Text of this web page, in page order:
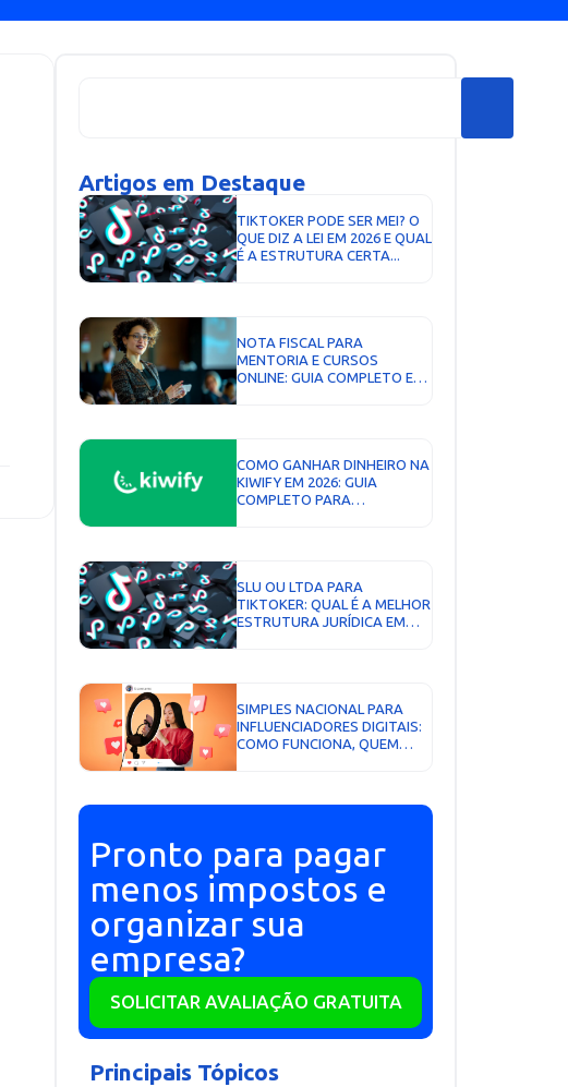
Artigos em Destaque
TIKTOKER PODE SER MEI? O
QUE DIZ A LEI EM 2026 E QUAL
É A ESTRUTURA CERTA...
NOTA FISCAL PARA
MENTORIA E CURSOS
ONLINE: GUIA COMPLETO E
ATUALIZADO...
COMO GANHAR DINHEIRO NA
KIWIFY EM 2026: GUIA
COMPLETO PARA
SLU OU LTDA PARA
TIKTOKER: QUAL É A MELHOR
ESTRUTURA JURÍDICA EM
2026?...
SIMPLES NACIONAL PARA
INFLUENCIADORES DIGITAIS:
COMO FUNCIONA, QUEM
Pronto para pagar
menos impostos e
organizar sua
empresa?
SOLICITAR AVALIAÇÃO GRATUITA
Principais Tópicos